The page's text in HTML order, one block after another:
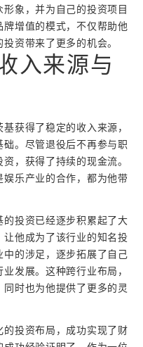
象，并为自己的投资项目
增值的模式，不仅帮助他
资带来了更多的机会。
入来源与
获得了稳定的收入来源，
。尽管退役后不再参与职
，获得了持续的现金流。
乐产业的合作，都为他带
投资已经逐步积累起了大
他成为了该行业的知名投
的涉足，逐步拓展了自己
发展。这种跨行业布局，
时也为他提供了更多的灵
投资布局，成功实现了财